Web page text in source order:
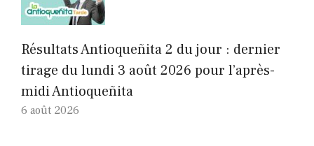
Résultats Antioqueñita 2 du jour : dernier
tirage du lundi 3 août 2026 pour l’après-
midi Antioqueñita
6 août 2026